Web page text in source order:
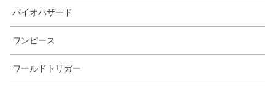
バイオハザード
ワンピース
ワールドトリガー